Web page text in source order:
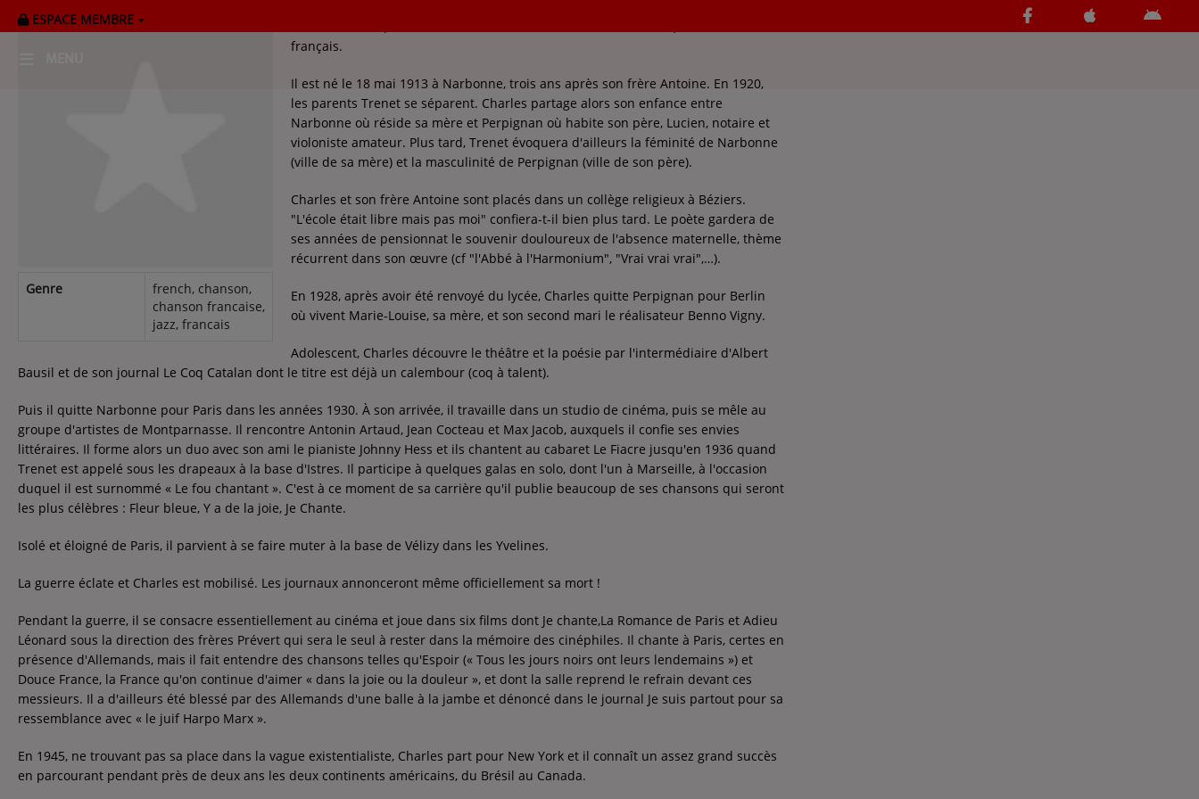
ESPACE MEMBRE
Cultur'Ciné - Jean Meurice
Contact
Contact
Régie Publicitaire
Fréquences
Recherche d'un titre
Genre
french, chanson,
chanson francaise,
jazz, francais
français.
Il est né le 18 mai 1913 à Narbonne, trois ans après son frère Antoine. En 1920,
les parents Trenet se séparent. Charles partage alors son enfance entre
Narbonne où réside sa mère et Perpignan où habite son père, Lucien, notaire et
violoniste amateur. Plus tard, Trenet évoquera d'ailleurs la féminité de Narbonne
(ville de sa mère) et la masculinité de Perpignan (ville de son père).
Charles et son frère Antoine sont placés dans un collège religieux à Béziers.
"L'école était libre mais pas moi" confiera-t-il bien plus tard. Le poète gardera de
ses années de pensionnat le souvenir douloureux de l'absence maternelle, thème
récurrent dans son œuvre (cf "l'Abbé à l'Harmonium", "Vrai vrai vrai",…).
En 1928, après avoir été renvoyé du lycée, Charles quitte Perpignan pour Berlin
où vivent Marie-Louise, sa mère, et son second mari le réalisateur Benno Vigny.
Adolescent, Charles découvre le théâtre et la poésie par l'intermédiaire d'Albert
Bausil et de son journal Le Coq Catalan dont le titre est déjà un calembour (coq à talent).
Puis il quitte Narbonne pour Paris dans les années 1930. À son arrivée, il travaille dans un studio de cinéma, puis se mêle au
groupe d'artistes de Montparnasse. Il rencontre Antonin Artaud, Jean Cocteau et Max Jacob, auxquels il confie ses envies
littéraires. Il forme alors un duo avec son ami le pianiste Johnny Hess et ils chantent au cabaret Le Fiacre jusqu'en 1936 quand
Trenet est appelé sous les drapeaux à la base d'Istres. Il participe à quelques galas en solo, dont l'un à Marseille, à l'occasion
duquel il est surnommé « Le fou chantant ». C'est à ce moment de sa carrière qu'il publie beaucoup de ses chansons qui seront
les plus célèbres : Fleur bleue, Y a de la joie, Je Chante.
Isolé et éloigné de Paris, il parvient à se faire muter à la base de Vélizy dans les Yvelines.
La guerre éclate et Charles est mobilisé. Les journaux annonceront même officiellement sa mort !
Pendant la guerre, il se consacre essentiellement au cinéma et joue dans six films dont Je chante,La Romance de Paris et Adieu
Léonard sous la direction des frères Prévert qui sera le seul à rester dans la mémoire des cinéphiles. Il chante à Paris, certes en
présence d'Allemands, mais il fait entendre des chansons telles qu'Espoir (« Tous les jours noirs ont leurs lendemains ») et
Douce France, la France qu'on continue d'aimer « dans la joie ou la douleur », et dont la salle reprend le refrain devant ces
messieurs. Il a d'ailleurs été blessé par des Allemands d'une balle à la jambe et dénoncé dans le journal Je suis partout pour sa
ressemblance avec « le juif Harpo Marx ».
En 1945, ne trouvant pas sa place dans la vague existentialiste, Charles part pour New York et il connaît un assez grand succès
en parcourant pendant près de deux ans les deux continents américains, du Brésil au Canada.